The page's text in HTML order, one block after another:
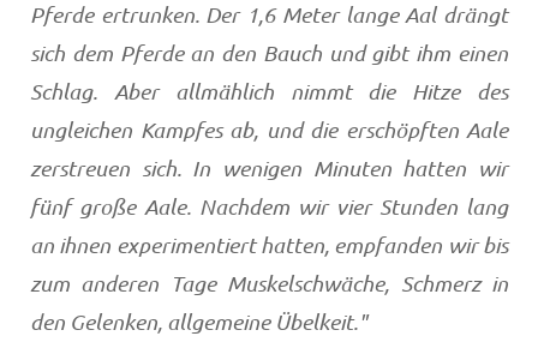
Pferde ertrunken. Der 1,6 Meter lange Aal drängt
sich dem Pferde an den Bauch und gibt ihm einen
Schlag. Aber allmählich nimmt die Hitze des
ungleichen Kampfes ab, und die erschöpften Aale
zerstreuen sich. In wenigen Minuten hatten wir
fünf große Aale. Nachdem wir vier Stunden lang
an ihnen experimentiert hatten, empfanden wir bis
zum anderen Tage Muskelschwäche, Schmerz in
den Gelenken, allgemeine Übelkeit."